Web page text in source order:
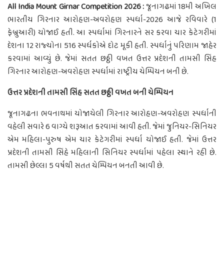
All India Mount Girnar Competition 2026 :જૂનાગઢમાં 18મી અખિલ
ભારતીય ગિરનાર આરોહણ-અવરોહણ સ્પર્ધા-2026 આજે રવિવારે (1
ફેબ્રુઆરી) યોજાઈ હતી. આ સ્પર્ધામાં ગિરનારને સર કરવા ચાર કેટેગરીમાં
દેશના 12 રાજ્યોના 516 સ્પર્ધકોએ દોટ મૂકી હતી. સ્પર્ધાનું પરિણામ જાહેર
કરવામાં આવ્યું છે. જેમાં સતત છઠ્ઠી વખત ઉત્તર પ્રદેશની તામસી સિંહ
ગિરનાર આરોહણ-અવરોહણ સ્પર્ધામાં રાષ્ટ્રીય ચેમ્પિયન બની છે.
ઉત્તર પ્રદેશની તામસી સિંહ સતત છઠ્ઠી વખત બની ચેમ્પિયન
જૂનાગઢના ભવનાથમાં યોજાયેલી ગિરનાર આરોહણ-અવરોહણ સ્પર્ધાની
વહેલી સવારે 6 વાગ્યે શરૂઆત કરવામાં આવી હતી. જેમાં જુનિયર-સિનિયર
એમ મહિલા-પુરુષ એમ ચાર કેટેગરીમાં સ્પર્ધા યોજાઈ હતી. જેમાં ઉત્તર
પ્રદેશની તામસી સિંહે મહિલાની સિનિયર સ્પર્ધામાં પહેલા સ્થાને રહી છે.
તામસી છેલ્લા 5 વર્ષથી સતત ચેમ્પિયન બનતી આવી છે.